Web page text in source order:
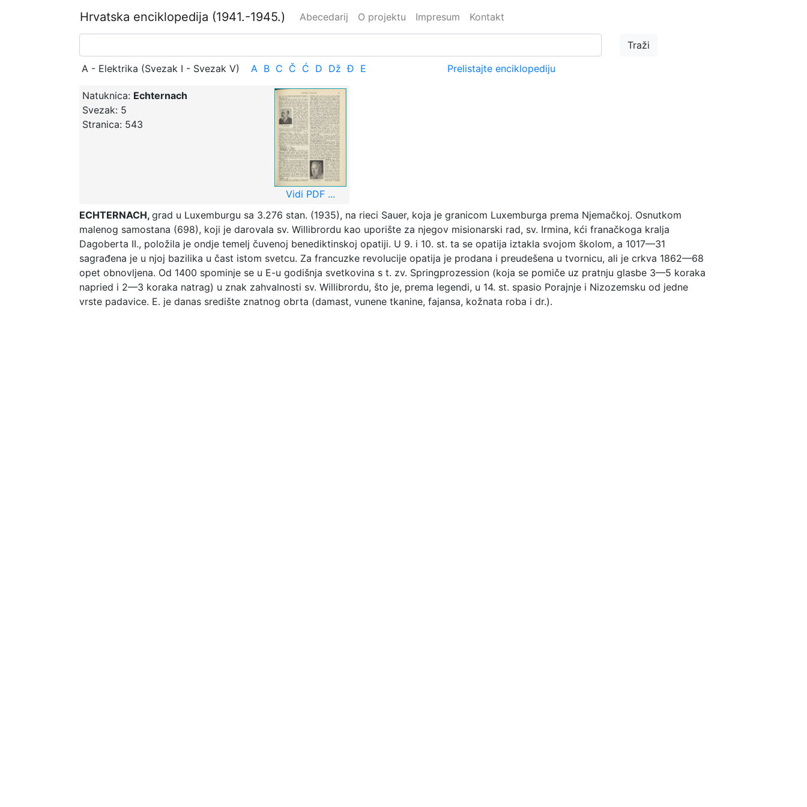
Hrvatska enciklopedija (1941.-1945.) Abecedarij O projektu Impresum Kontakt
A - Elektrika (Svezak I - Svezak V) A B C Č Ć D Dž Đ E Prelistajte enciklopediju
Natuknica: Echternach
Svezak: 5
Stranica: 543
Vidi PDF ...
ECHTERNACH, grad u Luxemburgu sa 3.276 stan. (1935), na rieci Sauer, koja je granicom Luxemburga prema Njemačkoj. Osnutkom
malenog samostana (698), koji je darovala sv. Willibrordu kao uporište za njegov misionarski rad, sv. Irmina, kći franačkoga kralja
Dagoberta II., položila je ondje temelj čuvenoj benediktinskoj opatiji. U 9. i 10. st. ta se opatija iztakla svojom školom, a 1017—31
sagrađena je u njoj bazilika u čast istom svetcu. Za francuzke revolucije opatija je prodana i preudešena u tvornicu, ali je crkva 1862—68
opet obnovljena. Od 1400 spominje se u E-u godišnja svetkovina s t. zv. Springprozession (koja se pomiče uz pratnju glasbe 3—5 koraka
napried i 2—3 koraka natrag) u znak zahvalnosti sv. Willibrordu, što je, prema legendi, u 14. st. spasio Porajnje i Nizozemsku od jedne
vrste padavice. E. je danas središte znatnog obrta (damast, vunene tkanine, fajansa, kožnata roba i dr.).